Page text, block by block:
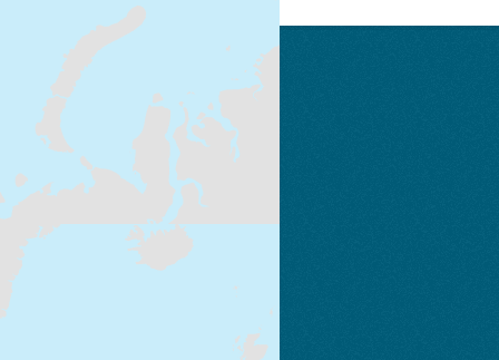
Suomen ympäristökeskus
Latokartanonkaari 11
FI-00790 Helsinki
Switchboard: +358 295 251 000
Fax: 09 5490 2190
syke.fi
Palvelukuvaus
Tietosuojailmoitus
CKAN ohjelmointirajapinta (API)